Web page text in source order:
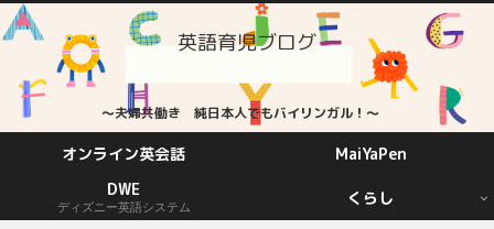
英語育児ブログ
～夫婦共働き 純日本人でもバイリンガル！～
オンライン英会話
MaiYaPen
DWE
ディズニー英語システム くらし